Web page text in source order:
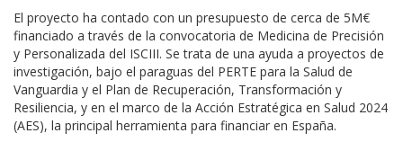
El proyecto ha contado con un presupuesto de cerca de 5M€
financiado a través de la convocatoria de Medicina de Precisión
y Personalizada del ISCIII. Se trata de una ayuda a proyectos de
investigación, bajo el paraguas del PERTE para la Salud de
Vanguardia y el Plan de Recuperación, Transformación y
Resiliencia, y en el marco de la Acción Estratégica en Salud 2024
(AES), la principal herramienta para financiar en España.